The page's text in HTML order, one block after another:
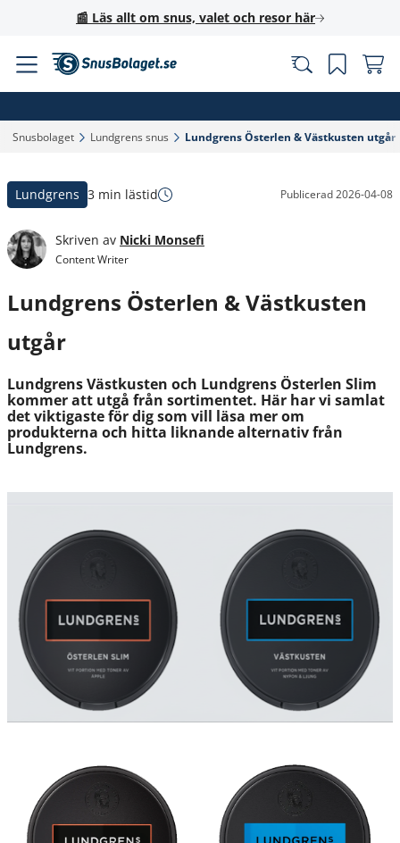
📰 Läs allt om snus, valet och resor här
Snusbolaget‎ Lundgrens snus‎ Lundgrens Österlen & Västkusten utgår‎
Lundgrens 3 min lästid Publicerad2026-04-08
Skriven av Nicki Monsefi
Content Writer
Lundgrens Österlen & Västkusten
utgår
Lundgrens Västkusten och Lundgrens Österlen Slim
kommer att utgå från sortimentet. Här har vi samlat
det viktigaste för dig som vill läsa mer om
produkterna och hitta liknande alternativ från
Lundgrens.